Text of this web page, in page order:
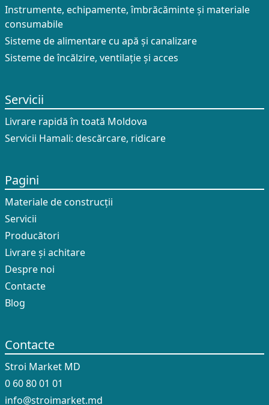
Instrumente, echipamente, îmbrăcăminte și materiale
consumabile
Sisteme de alimentare cu apă și canalizare
Sisteme de încălzire, ventilație și acces
Servicii
Livrare rapidă în toată Moldova
Servicii Hamali: descărcare, ridicare
Pagini
Materiale de construcții
Servicii
Producători
Livrare și achitare
Despre noi
Contacte
Blog
Contacte
Stroi Market MD
0 60 80 01 01
info@stroimarket.md